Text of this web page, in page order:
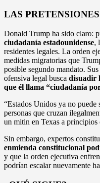
LAS
Donald Trump ha sido claro:
ciudadanía estadounidense,
residentes legales. La orden
medidas migratorias que
posible segundo mandato.
ofensiva legal busca disuadir
que él llama “ciudadanía
“Estados Unidos ya no
personas que cruzan
un mitin en Texas a principios
Sin embargo, expertos
enmienda constitucional
y que la orden ejecutiva
podrían escalar nuevamente